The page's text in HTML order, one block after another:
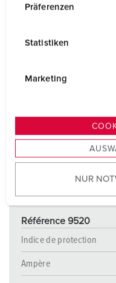
s
u
w
Präferenzen
Statistiken
Marketing
NUR
Référence 9520
Indice de protection
Ampère